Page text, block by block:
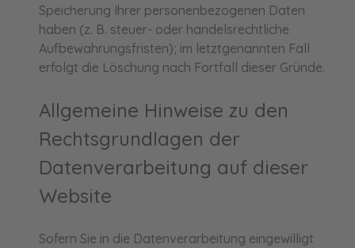
Speicherung Ihrer personenbezogenen Daten
haben (z. B. steuer- oder handelsrechtliche
Aufbewahrungsfristen); im letztgenannten Fall
erfolgt die Löschung nach Fortfall dieser Gründe.
Allgemeine Hinweise zu den
Rechtsgrundlagen der
Datenverarbeitung auf dieser
Website
Sofern Sie in die Datenverarbeitung eingewilligt